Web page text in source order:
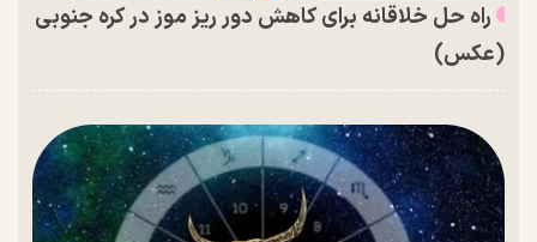
راه حل خلاقانه برای کاهش دور ریز موز در کره جنوبی
(عکس)